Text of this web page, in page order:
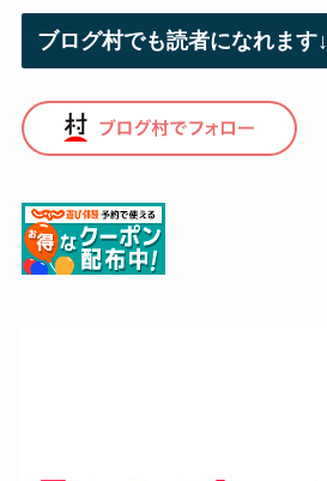
ブログ村でも読者になれます↓